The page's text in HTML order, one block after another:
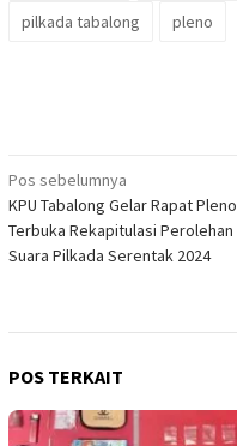
pilkada tabalong
pleno
Navigasi
pos
Pos sebelumnya
KPU Tabalong Gelar Rapat Pleno
Terbuka Rekapitulasi Perolehan
Suara Pilkada Serentak 2024
POS TERKAIT